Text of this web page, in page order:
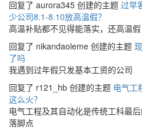
回复了 aurora345 创建的主题 过早
少公司8.1-8.10放高温假？
高温补贴都不见得能落实，还高温假
回复了 nikandaoleme 创建的主题
了吗
我遇到过年假只发基本工资的公司
回复了 r121_hb 创建的主题 电气工
这么火？
电气工程及其自动化是传统工科最
落脚点